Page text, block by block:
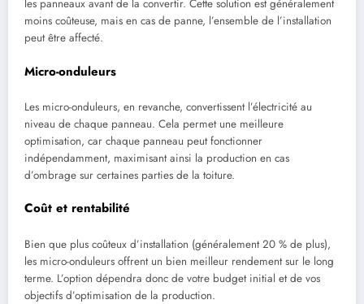
les panneaux avant de la convertir. Cette solution est généralement
moins coûteuse, mais en cas de panne, l’ensemble de l’installation
peut être affecté.
Micro-onduleurs
Les micro-onduleurs, en revanche, convertissent l’électricité au
niveau de chaque panneau. Cela permet une meilleure
optimisation, car chaque panneau peut fonctionner
indépendamment, maximisant ainsi la production en cas
d’ombrage sur certaines parties de la toiture.
Coût et rentabilité
Bien que plus coûteux d’installation (généralement 20 % de plus),
les micro-onduleurs offrent un bien meilleur rendement sur le long
terme. L’option dépendra donc de votre budget initial et de vos
objectifs d’optimisation de la production.